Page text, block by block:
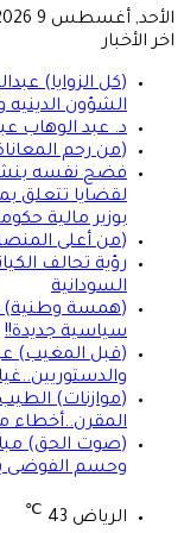
الأحد, أغسطس 9 2026
اخر الأخبار
(كل الزوايا)
الشؤون الدينيه
د. عبد الوهاب
(من رحم
فضح نفسه
لقضايا تتعلق
بوزير مالية
(من أعلى
رؤية تحالف
السودانية
(همسة وطنية)
سياسية جديدة!!
(قبل المغيب)
(موازنات)
المقرن..أخطاء
(صوت الحق)
وحسم الفوضى
الرياض 43
℃